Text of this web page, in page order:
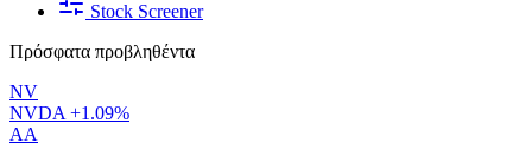
Stock Screener
Πρόσφατα προβληθέντα
NV
NVDA +1.09%
AA